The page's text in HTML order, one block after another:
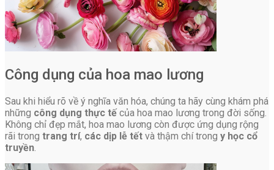
Công dụng của hoa mao lương
Sau khi hiểu rõ về ý nghĩa văn hóa, chúng ta hãy cùng khám phá
những công dụng thực tếcủa hoa mao lương trong đời sống.
Không chỉ đẹp mắt, hoa mao lương còn được ứng dụng rộng
rãi trong trang trí, các dịp lễ tết và thậm chí trong y học cổ
truyền.